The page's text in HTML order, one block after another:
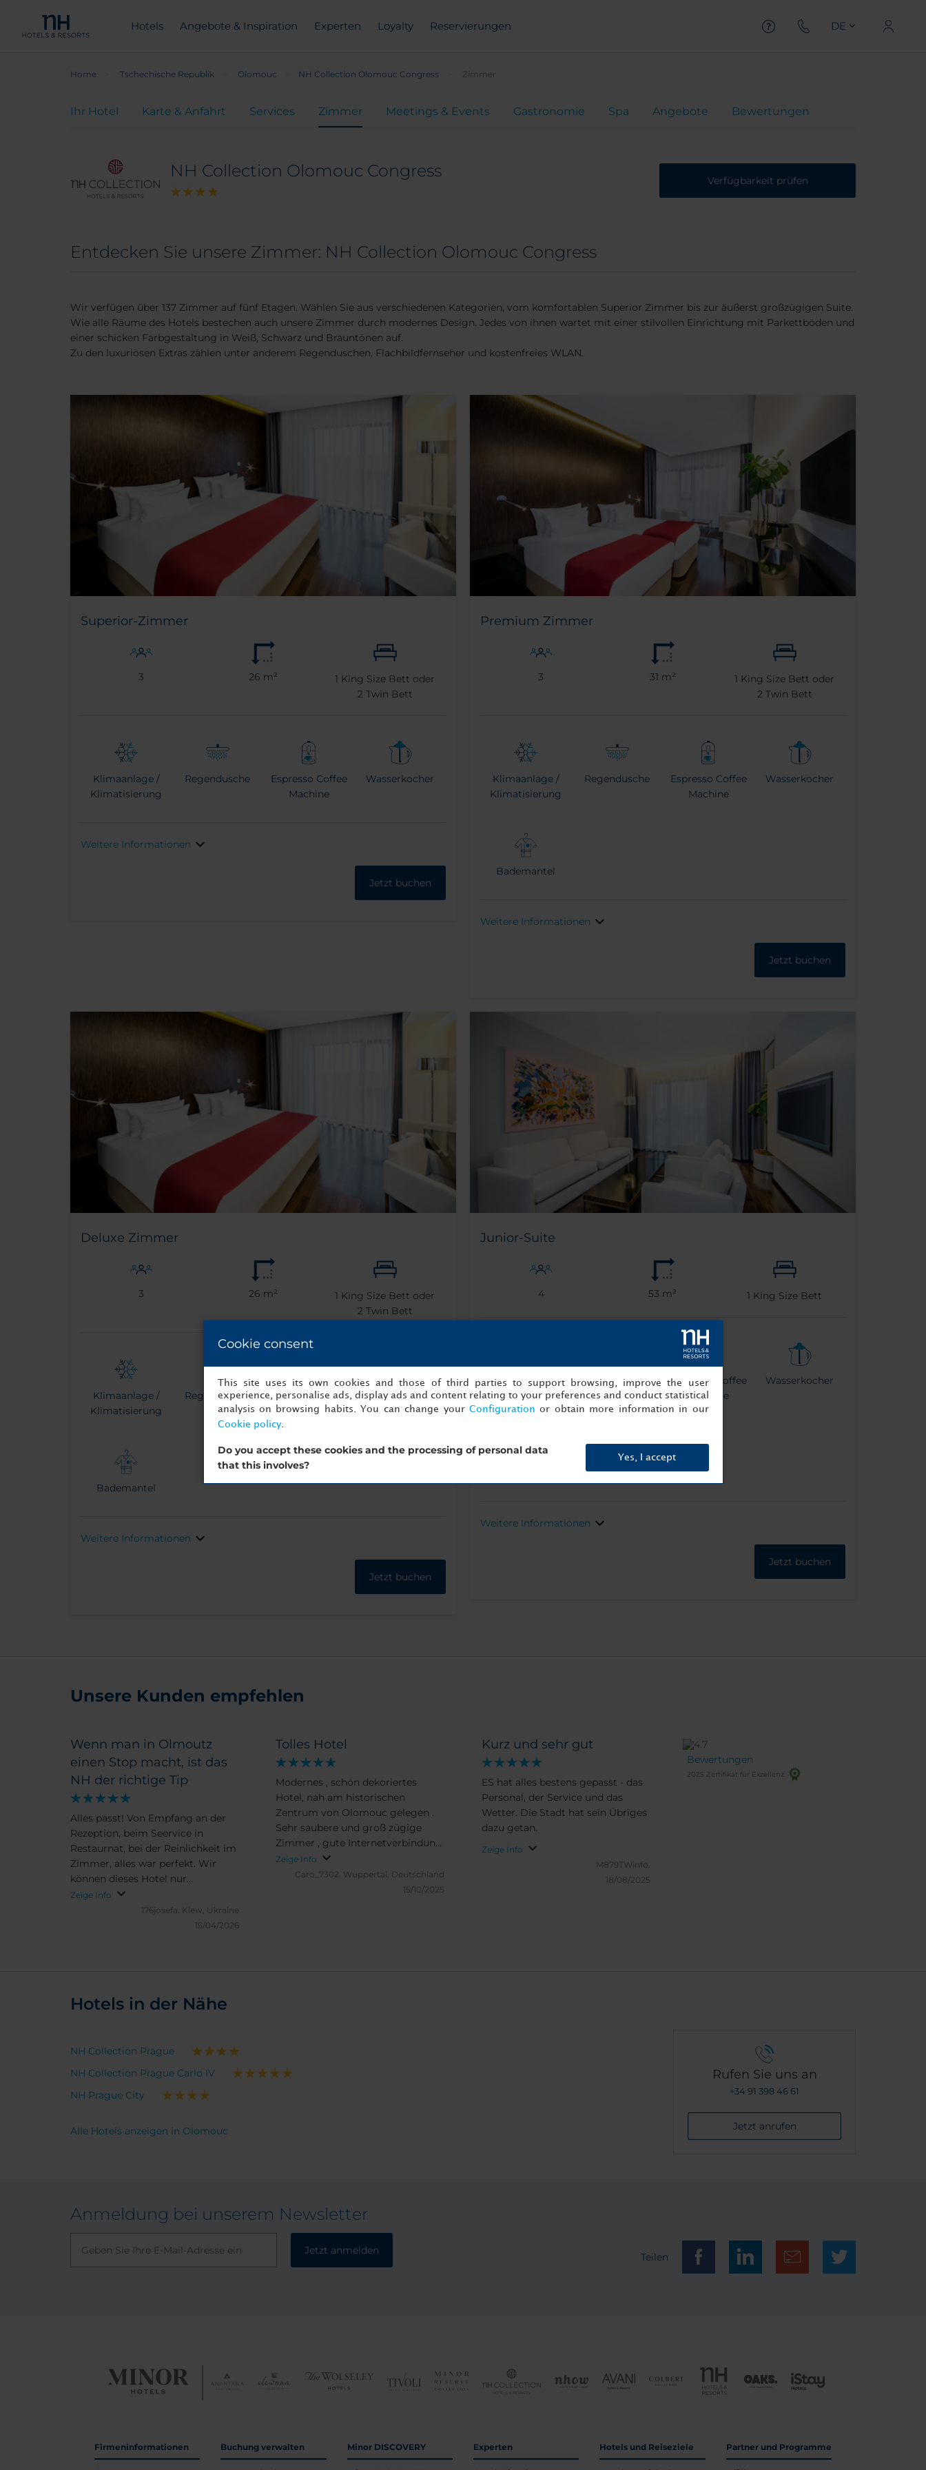
Hotels Angebote & Inspiration Experten Loyalty Reservierungen DE
Home Tschechische Republik Olomouc NH Collection Olomouc Congress Zimmer
Ihr Hotel Karte & Anfahrt Services Zimmer Meetings & Events Gastronomie Spa Angebote Bewertungen
NH Collection Olomouc Congress Verfügbarkeit prüfen
Entdecken Sie unsere Zimmer: NH Collection Olomouc Congress
Wir verfügen über 137 Zimmer auf fünf Etagen. Wählen Sie aus verschiedenen Kategorien, vom komfortablen Superior Zimmer bis zur äußerst großzügigen Suite.
Wie alle Räume des Hotels bestechen auch unsere Zimmer durch modernes Design. Jedes von ihnen wartet mit einer stilvollen Einrichtung mit Parkettböden und
einer schicken Farbgestaltung in Weiß, Schwarz und Brauntönen auf.
Zu den luxuriösen Extras zählen unter anderem Regenduschen, Flachbildfernseher und kostenfreies WLAN.
Superior-Zimmer
3 26 m² 1 King Size Bett oder
2 Twin Bett
Klimaanlage /
Klimatisierung
Regendusche
Espresso Coffee
Machine
Wasserkocher
Weitere Informationen
Jetzt buchen
Premium Zimmer
3 31 m² 1 King Size Bett oder
2 Twin Bett
Klimaanlage /
Klimatisierung
Regendusche
Espresso Coffee
Machine
Wasserkocher
Bademantel
Weitere Informationen
Jetzt buchen
Deluxe Zimmer
3 26 m² 1 King Size Bett oder
2 Twin Bett
Klimaanlage /
Klimatisierung
Regendusche
Espresso Coffee
Machine
Wasserkocher
Bademantel
Weitere Informationen
Jetzt buchen
Junior-Suite
4 53 m² 1 King Size Bett
Klimaanlage /
Klimatisierung
Regendusche
Espresso Coffee
Machine
Wasserkocher
Weitere Informationen
Jetzt buchen
Unsere Kunden empfehlen
Wenn man in Olmoutz
einen Stop macht, ist das
NH der richtige Tip
Alles passt! Von Empfang an der
Rezeption, beim Seervice in
Restaurnat, bei der Reinlichkeit im
Zimmer, alles war perfekt. Wir
können dieses Hotel nur
weiterempfehlen. Wi rkommen
Zeige Info
176josefa. Kiew, Ukraine
15/04/2026
Tolles Hotel
Modernes , schön dekoriertes
Hotel, nah am historischen
Zentrum von Olomouc gelegen .
Sehr saubere und groß zügige
Zimmer , gute Internetverbindung
wenn man arbeiten muss . Tolles
variantenreiches Büffet zum
Frühstück, sehr freundliches
Zeige Info
Caro_7302. Wuppertal, Deutschland
15/10/2025
Kurz und sehr gut
ES hat alles bestens gepasst - das
Personal, der Service und das
Wetter. Die Stadt hat sein Übriges
dazu getan.
Zeige Info
M879TWinfo.
18/08/2025
Bewertungen
2025 Zertifikat für Exzellenz
Hotels in der Nähe
NH Collection Prague
NH Collection Prague Carlo IV
NH Prague City
Alle Hotels anzeigen in Olomouc
Rufen Sie uns an
+34 91 398 46 61
Jetzt anrufen
Anmeldung bei unserem Newsletter
Jetzt anmelden
Teilen
Firmeninformationen Buchung verwalten Minor DISCOVERY Experten Hotels und Reiseziele Partner und Programme
Cookie consent
This site uses its own cookies and those of third parties to support browsing, improve the user
experience, personalise ads, display ads and content relating to your preferences and conduct statistical
analysis on browsing habits. You can change your Configuration or obtain more information in our
Cookie policy.
Do you accept these cookies and the processing of personal data
that this involves?
Yes, I accept